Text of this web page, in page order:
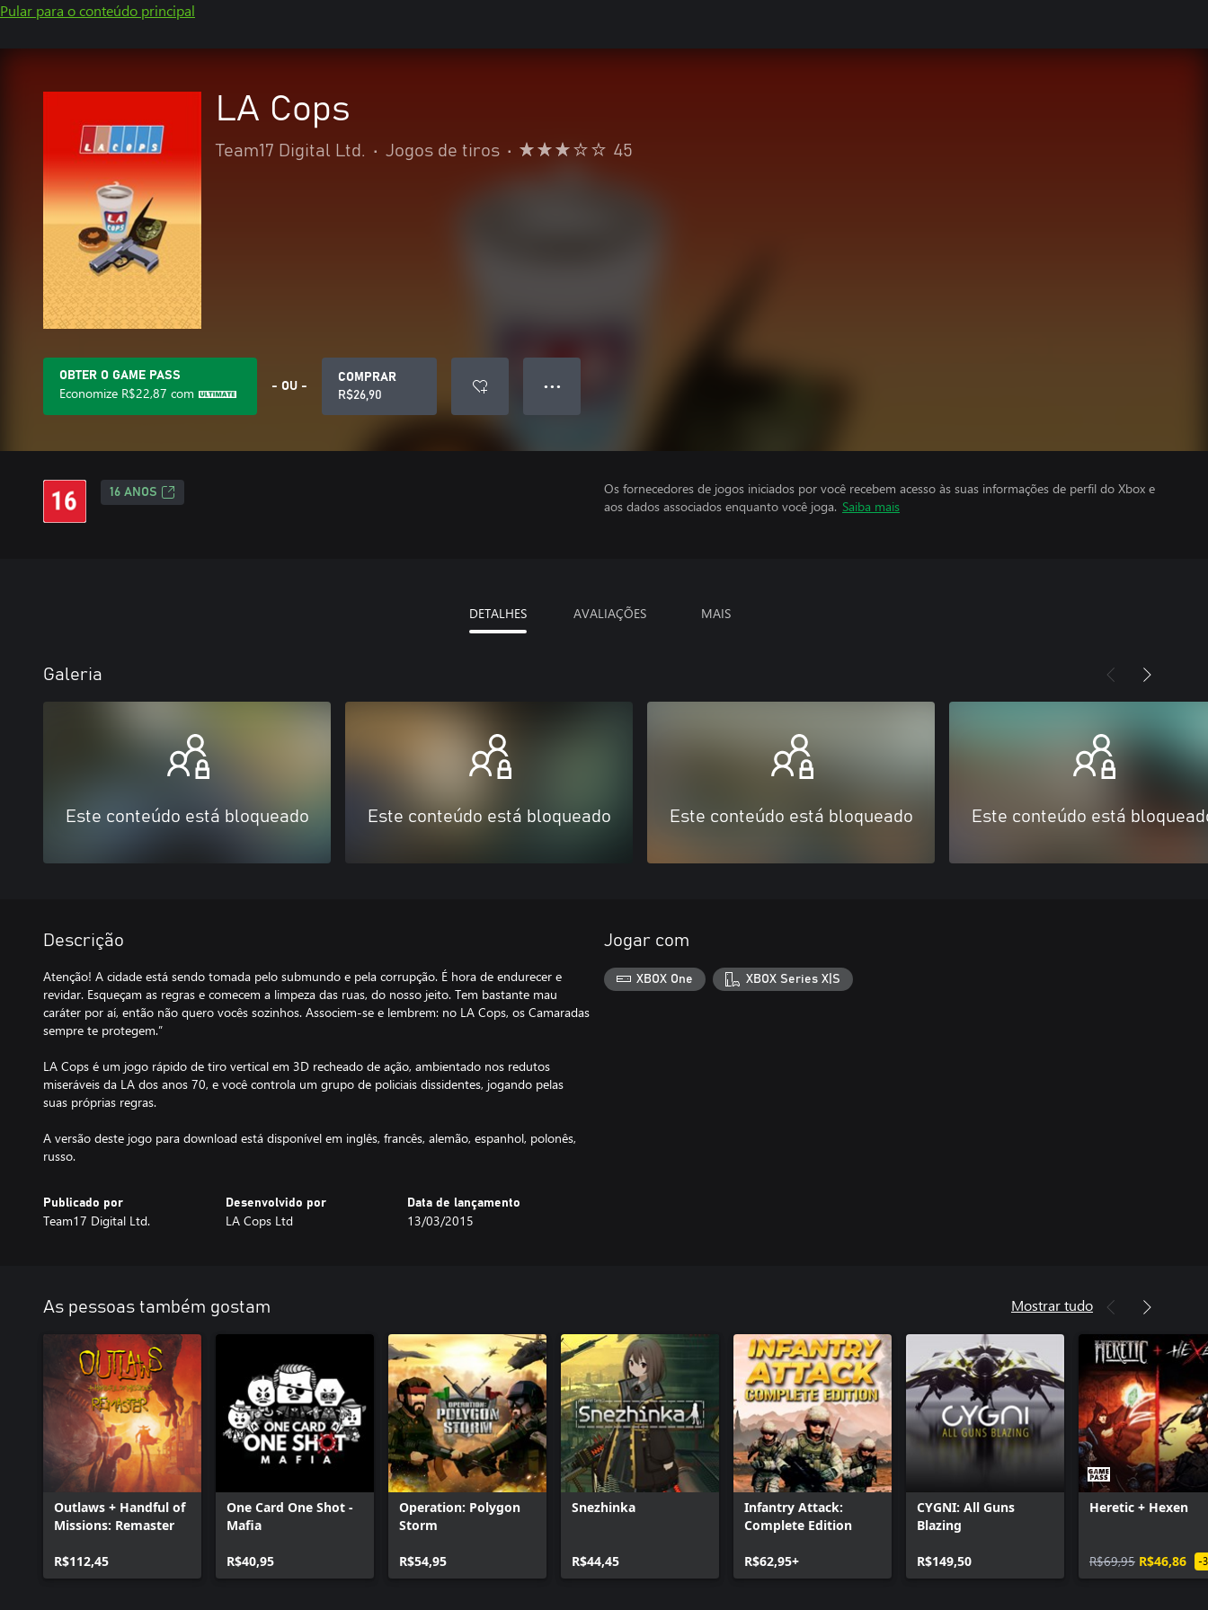
Pular para o conteúdo principal
LA Cops
Team17 Digital Ltd. • Jogos de tiros • 45
OBTER O GAME PASS
Economize R$22,87 com - OU -
COMPRAR
R$26,90
● ● ●
16 ANOS
Os fornecedores de jogos iniciados por você recebem acesso às suas informações de perfil do Xbox e
aos dados associados enquanto você joga. Saiba mais
DETALHES AVALIAÇÕES MAIS
Galeria
Este conteúdo está bloqueado Este conteúdo está bloqueado Este conteúdo está bloqueado Este conteúdo está
Descrição
Atenção! A cidade está sendo tomada pelo submundo e pela corrupção. É hora de endurecer e
revidar. Esqueçam as regras e comecem a limpeza das ruas, do nosso jeito. Tem bastante mau
caráter por aí, então não quero vocês sozinhos. Associem-se e lembrem: no LA Cops, os Camaradas
sempre te protegem.”
LA Cops é um jogo rápido de tiro vertical em 3D recheado de ação, ambientado nos redutos
miseráveis da LA dos anos 70, e você controla um grupo de policiais dissidentes, jogando pelas
suas próprias regras.
A versão deste jogo para download está disponível em inglês, francês, alemão, espanhol, polonês,
russo.
Publicado por
Team17 Digital Ltd.
Desenvolvido por
LA Cops Ltd
Data de lançamento
13/03/2015
Jogar com
XBOX One XBOX Series X|S
As pessoas também gostam Mostrar tudo
Outlaws + Handful of
Missions: Remaster
R$112,45
One Card One Shot -
Mafia
R$40,95
Operation: Polygon
Storm
R$54,95
Snezhinka
R$44,45
Infantry Attack:
Complete Edition
R$62,95+
CYGNI: All Guns
Blazing
R$149,50
Heretic + Hexen
R$69,95 R$46,86 -